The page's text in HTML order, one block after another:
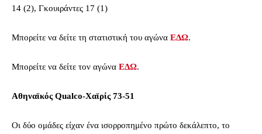
14 (2), Γκουιράντες 17 (1)
Μπορείτε να δείτε τη στατιστική του αγώνα ΕΔΩ.
Μπορείτε να δείτε τον αγώνα ΕΔΩ.
Αθηναϊκός Qualco-Χαϊρίς 73-51
Οι δύο ομάδες είχαν ένα ισορροπημένο πρώτο δεκάλεπτο, το